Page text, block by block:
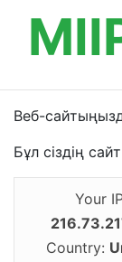
Веб-
Бұл сіздің
Your
Country: